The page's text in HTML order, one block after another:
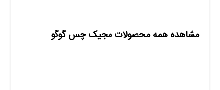
مشاهده همه محصولاتمجیک چس گوگو